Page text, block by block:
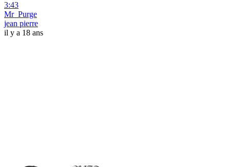
3:43
Mr_Purge
jean pierre
il y a 18 ans